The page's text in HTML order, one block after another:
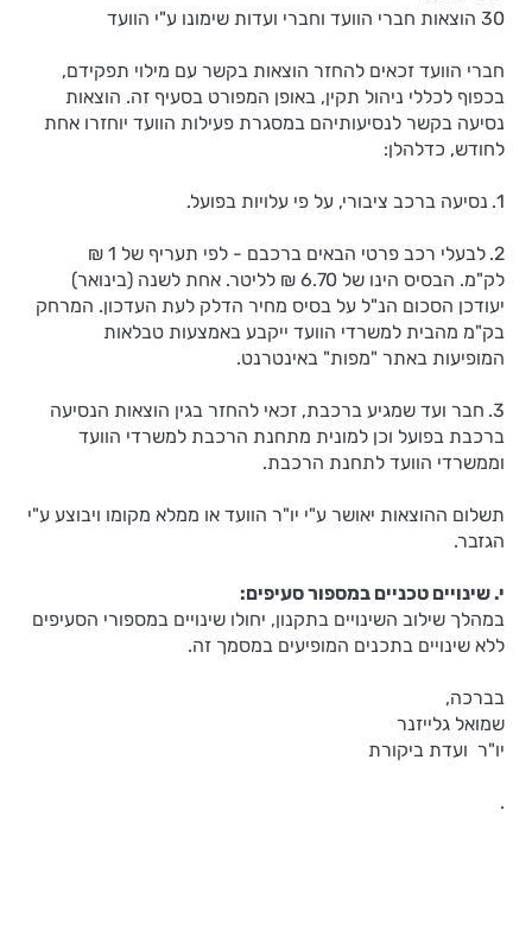
30 הוצאות חברי הוועד וחברי ועדות שימונו ע"י הוועד
חברי הוועד זכאים להחזר הוצאות בקשר עם מילוי תפקידם,
בכפוף לכללי ניהול תקין, באופן המפורט בסעיף זה. הוצאות
נסיעה בקשר לנסיעותיהם במסגרת פעילות הוועד יוחזרו אחת
לחודש, כדלהלן:
1. נסיעה ברכב ציבורי, על פי עלויות בפועל.
2.
לבעלי רכב פרטי הבאים ברכבם - לפי תעריף של 1 ₪
לק"מ. הבסיס הינו של 6.70 ₪ לליטר. אחת לשנה (בינואר)
יעודכן הסכום הנ"ל על בסיס מחיר הדלק לעת העדכון. המרחק
בק"מ מהבית למשרדי הוועד ייקבע באמצעות טבלאות
המופיעות באתר "מפות" באינטרנט.
3. חבר ועד שמגיע ברכבת, זכאי להחזר בגין הוצאות הנסיעה
ברכבת בפועל וכן למונית מתחנת הרכבת למשרדי הוועד
וממשרדי הוועד לתחנת הרכבת.
תשלום ההוצאות יאושר ע"י יו"ר הוועד או ממלא מקומו ויבוצע ע"י
הגזבר.
י. שינויים טכניים במספור סעיפים:
במהלך שילוב השינויים בתקנון, יחולו שינויים במספורי הסעיפים
ללא שינויים בתכנים המופיעים במסמך זה.
בברכה,
שמואל גלייזנר
יו"ר ועדת ביקורת
.